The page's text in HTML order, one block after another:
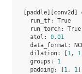
paddle conv2d
run_tf:
True
run_torch:
True
atol :
0.01
data_format :
dilation: 1, 1
groups :
1
padding : 1, 1